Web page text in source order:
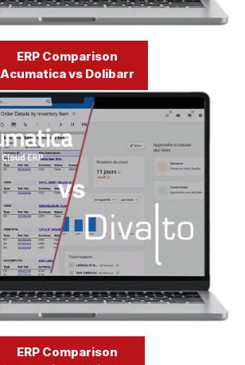
ERP Comparison
Acumatica vs Dolibarr
ERP Comparison